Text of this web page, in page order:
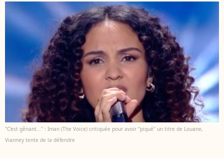
"C'est gênant..." : Iman (The Voice) critiquée pour avoir "piqué" un titre de Louane,
Vianney tente de la défendre